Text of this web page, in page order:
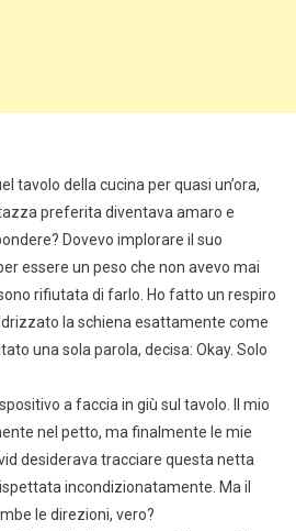
tavolo della cucina per quasi un’ora,
preferita diventava amaro e
Dovevo implorare il suo
essere un peso che non avevo mai
rifiutata di farlo. Ho fatto un respiro
la schiena esattamente come
una sola parola, decisa: Okay. Solo
a faccia in giù sul tavolo. Il mio
nel petto, ma finalmente le mie
desiderava tracciare questa netta
incondizionatamente. Ma il
le direzioni, vero?